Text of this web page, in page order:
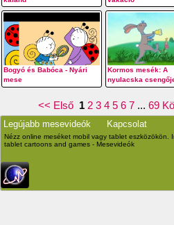
Bogyó és Babóca - Nyári
mese
Kormos mesék: A
nyulacska
<< Első 1 2 3 4 5 6 7... 69
Legújabb mesevideók Kapcsolat
Nézz online meséket mobil vagy tablet eszközökön.
tablet cartoons and games - Mesevideók